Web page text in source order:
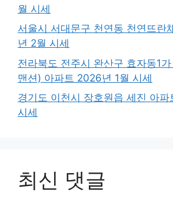
월 시세
서울시 서대문구 천연동 천연뜨란
년 2월 시세
전라북도 전주시 완산구 효자동1
맨션) 아파트 2026년 1월 시세
경기도 이천시 장호원읍 세진 아
시세
최신 댓글